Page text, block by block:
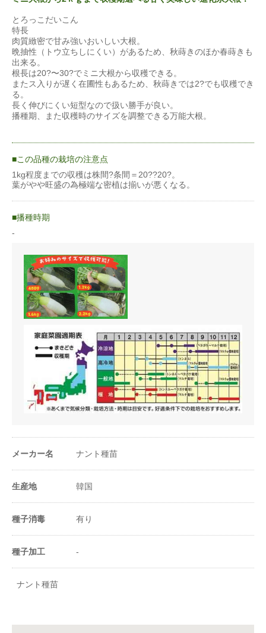
とろっこだいこん
特長
肉質緻密で甘み強いおいしい大根。
晩抽性（トウ立ちしにくい）があるため、秋蒔きのほか春蒔きも
出来る。
根長は20?〜30?でミニ大根から収穫できる。
またス入りが遅く在圃性もあるため、秋蒔きでは2?でも収穫でき
る。
長く伸びにくい短型なので扱い勝手が良い。
播種期、また収穫時のサイズを調整できる万能大根。
この品種の栽培の注意点
1kg程度までの収穫は株間?条間＝20??20?。
葉がやや旺盛の為極端な密植は揃いが悪くなる。
播種時期
-
メーカー名 ナント種苗
生産地 韓国
種子消毒 有り
種子加工 -
ナント種苗